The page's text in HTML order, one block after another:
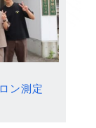
ン測定